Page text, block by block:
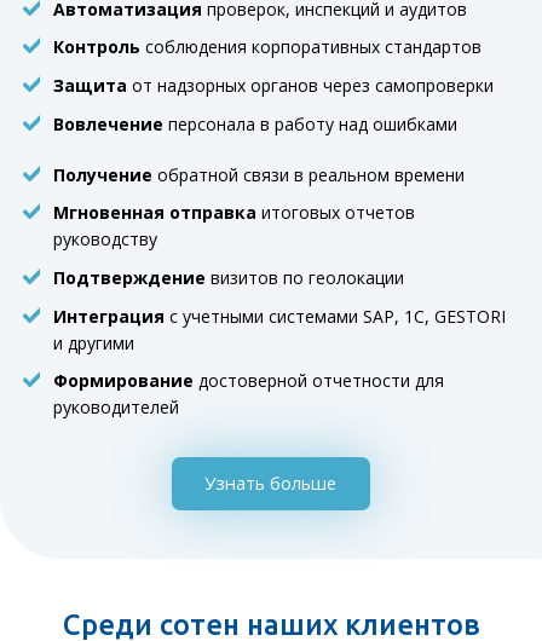
Автоматизация проверок, инспекций и аудитов
Контроль соблюдения корпоративных стандартов
Защита от надзорных органов через самопроверки
Вовлечение персонала в работу над ошибками
Получение обратной связи в реальном времени
Мгновенная отправка итоговых отчетов
руководству
Подтверждение визитов по геолокации
Интеграция с учетными системами SAP, 1C, GESTORI
и другими
Формирование достоверной отчетности для
руководителей
Узнать больше
Среди сотен наших клиентов